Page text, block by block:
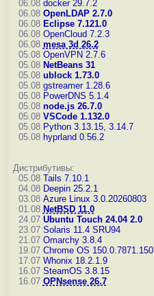
06.08 docker 29.7.2
06.08 OpenLDAP 2.7.0
06.08 Eclipse 7.121.0
06.08 OpenCloud 7.2.3
06.08 mesa 3d 26.2
05.08 OpenVPN 2.7.6
05.08 NetBeans 31
05.08 ublock 1.73.0
05.08 gstreamer 1.28.6
05.08 PowerDNS 5.1.4
05.08 node.js 26.7.0
05.08 VSCode 1.132.0
05.08 Python 3.13.15, 3.14.7
05.08 hyprland 0.56.2
Дистрибутивы:
05.08 Tails 7.10.1
04.08 Deepin 25.2.1
03.08 Azure Linux 3.0.20260803
01.08 NetBSD 11.0
24.07 Ubuntu Touch 24.04 2.0
23.07 Solaris 11.4 SRU94
21.07 Omarchy 3.8.4
19.07 Chrome OS 150.0.7871.150
17.07 Whonix 18.2.1.9
16.07 SteamOS 3.8.15
16.07 OPNsense 26.7